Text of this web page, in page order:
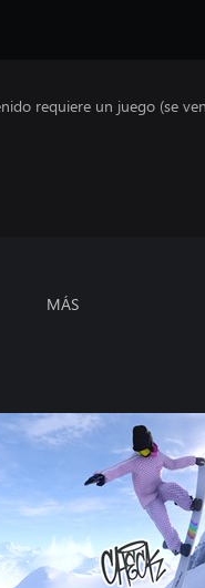
requiere un juego (se
MÁS